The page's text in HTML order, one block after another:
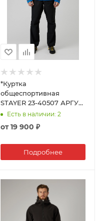
*Куртка
общеспортивная
STAYER 23-40507 АРГУТ
МужЕсть в наличии: 2
от19 900 ₽
Подробнее